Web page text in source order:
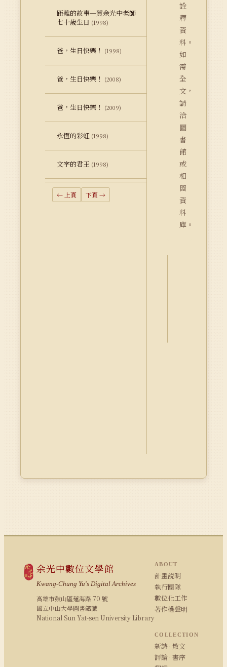
距離的故事─賀余光中老師
七十歲生日 (1998)
爸，生日快樂！ (1998)
爸，生日快樂！ (2008)
爸，生日快樂！ (2009)
永恆的彩虹 (1998)
文字的君王 (1998)
← 上頁 下頁 →
詮
釋
資
料。
如
需
全
文，
請
洽
圖
書
館
或
相
關
資
料
庫。
余光中數位文學館
Kwang-Chung Yu's Digital Archives
高雄市鼓山區蓮海路 70 號
國立中山大學圖書館藏
National Sun Yat-sen University Library
ABOUT
計畫說明
執行團隊
數位化工作
著作權聲明
COLLECTION
新詩 · 散文
評論 · 書序